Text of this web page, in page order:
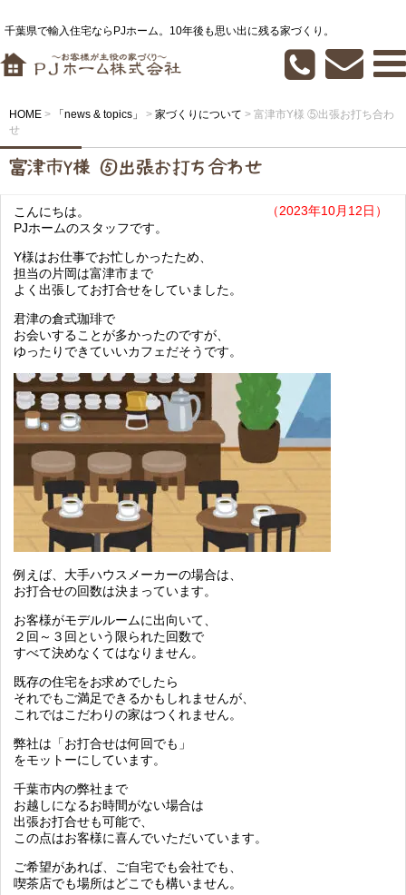
千葉県で輸入住宅ならPJホーム。10年後も思い出に残る家づくり。
HOME > 「news & topics」 > 家づくりについて > 富津市Y様 ⑤出張お打ち合わ
せ
富津市Y様 ⑤出張お打ち合わせ
（2023年10月12日）
こんにちは。
PJホームのスタッフです。
Y様はお仕事でお忙しかったため、
担当の片岡は富津市まで
よく出張してお打合せをしていました。
君津の倉式珈琲で
お会いすることが多かったのですが、
ゆったりできていいカフェだそうです。
例えば、大手ハウスメーカーの場合は、
お打合せの回数は決まっています。
お客様がモデルルームに出向いて、
２回～３回という限られた回数で
すべて決めなくてはなりません。
既存の住宅をお求めでしたら
それでもご満足できるかもしれませんが、
これではこだわりの家はつくれません。
弊社は「お打合せは何回でも」
をモットーにしています。
千葉市内の弊社まで
お越しになるお時間がない場合は
出張お打合せも可能で、
この点はお客様に喜んでいただいています。
ご希望があれば、ご自宅でも会社でも、
喫茶店でも場所はどこでも構いません。